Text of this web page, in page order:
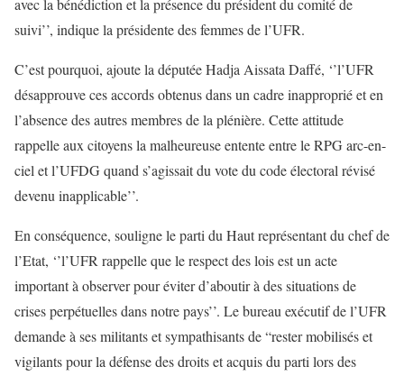
avec la bénédiction et la présence du président du comité de
suivi’’, indique la présidente des femmes de l’UFR.
C’est pourquoi, ajoute la députée Hadja Aissata Daffé, ‘’l’UFR
désapprouve ces accords obtenus dans un cadre inapproprié et en
l’absence des autres membres de la plénière. Cette attitude
rappelle aux citoyens la malheureuse entente entre le RPG arc-en-
ciel et l’UFDG quand s’agissait du vote du code électoral révisé
devenu inapplicable’’.
En conséquence, souligne le parti du Haut représentant du chef de
l’Etat, ‘’l’UFR rappelle que le respect des lois est un acte
important à observer pour éviter d’aboutir à des situations de
crises perpétuelles dans notre pays’’. Le bureau exécutif de l’UFR
demande à ses militants et sympathisants de “rester mobilisés et
vigilants pour la défense des droits et acquis du parti lors des